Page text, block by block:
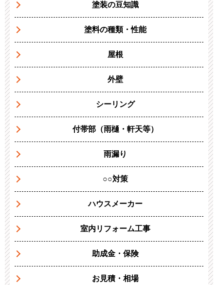
塗装の豆知識
塗料の種類・性能
屋根
外壁
シーリング
付帯部（雨樋・軒天等）
雨漏り
○○対策
ハウスメーカー
室内リフォーム工事
助成金・保険
お見積・相場